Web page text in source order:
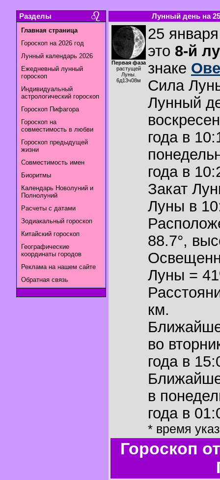
Разделы
Главная страница
Гороскоп на 2026 год
Лунный календарь 2026
Ежедневный лунный
гороскоп
Индивидуальный
астрологический гороскоп
Гороскоп Пифагора
Гороскоп на
совместимость в любви
Гороскоп предыдущей
жизни
Совместимость имен
Биоритмы
Календарь Новолуний и
Полнолуний
Расчеты с датами
Зодиакальный гороскоп
Китайский гороскоп
Географические
координаты городов
Реклама на нашем сайте
Обратная связь
Лунный день на
Первая фаза
растущей
Луны.
6д13ч08м
25
это 8-й
знаке
Сила
Лунный
года в
года в
Закат
Луны в
88.7°,
Луны =
км.
во
года в
в
года в
* время
Гороскоп